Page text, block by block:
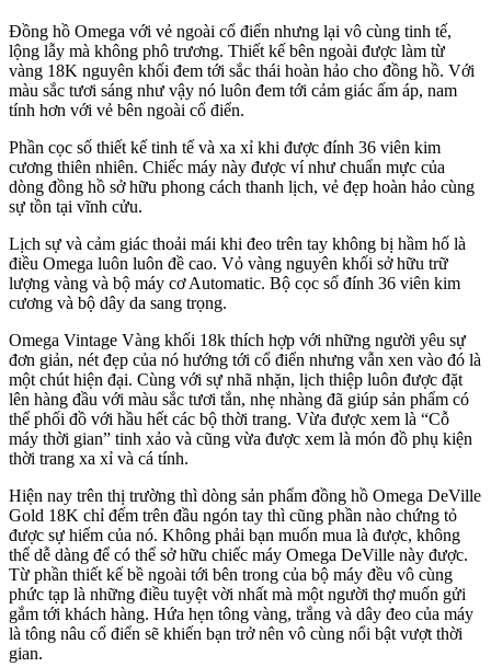
Đồng hồ Omega với vẻ ngoài cổ điển nhưng lại vô cùng tinh tế,
lộng lẫy mà không phô trương. Thiết kế bên ngoài được làm từ
vàng 18K nguyên khối đem tới sắc thái hoàn hảo cho đồng hồ. Với
màu sắc tươi sáng như vậy nó luôn đem tới cảm giác ấm áp, nam
tính hơn với vẻ bên ngoài cổ điển.
Phần cọc số thiết kế tinh tế và xa xỉ khi được đính 36 viên kim
cương thiên nhiên. Chiếc máy này được ví như chuẩn mực của
dòng đồng hồ sở hữu phong cách thanh lịch, vẻ đẹp hoàn hảo cùng
sự tồn tại vĩnh cửu.
Lịch sự và cảm giác thoải mái khi đeo trên tay không bị hầm hố là
điều Omega luôn luôn đề cao. Vỏ vàng nguyên khối sở hữu trữ
lượng vàng và bộ máy cơ Automatic. Bộ cọc số đính 36 viên kim
cương và bộ dây da sang trọng.
Omega Vintage Vàng khối 18k thích hợp với những người yêu sự
đơn giản, nét đẹp của nó hướng tới cổ điển nhưng vẫn xen vào đó là
một chút hiện đại. Cùng với sự nhã nhặn, lịch thiệp luôn được đặt
lên hàng đầu với màu sắc tươi tắn, nhẹ nhàng đã giúp sản phẩm có
thể phối đồ với hầu hết các bộ thời trang. Vừa được xem là “Cỗ
máy thời gian” tinh xảo và cũng vừa được xem là món đồ phụ kiện
thời trang xa xỉ và cá tính.
Hiện nay trên thị trường thì dòng sản phẩm đồng hồ Omega DeVille
Gold 18K chỉ đếm trên đầu ngón tay thì cũng phần nào chứng tỏ
được sự hiếm của nó. Không phải bạn muốn mua là được, không
thể dễ dàng để có thể sở hữu chiếc máy Omega DeVille này được.
Từ phần thiết kế bề ngoài tới bên trong của bộ máy đều vô cùng
phức tạp là những điều tuyệt vời nhất mà một người thợ muốn gửi
gắm tới khách hàng. Hứa hẹn tông vàng, trắng và dây đeo của máy
là tông nâu cổ điển sẽ khiến bạn trở nên vô cùng nổi bật vượt thời
gian.